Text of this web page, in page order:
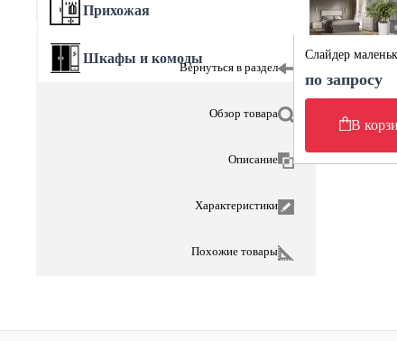
Прихожая
Шкафы и комоды
Вернуться в раздел
Обзор товара
Описание
Характеристики
Похожие товары
Слайдер
по запросу
В